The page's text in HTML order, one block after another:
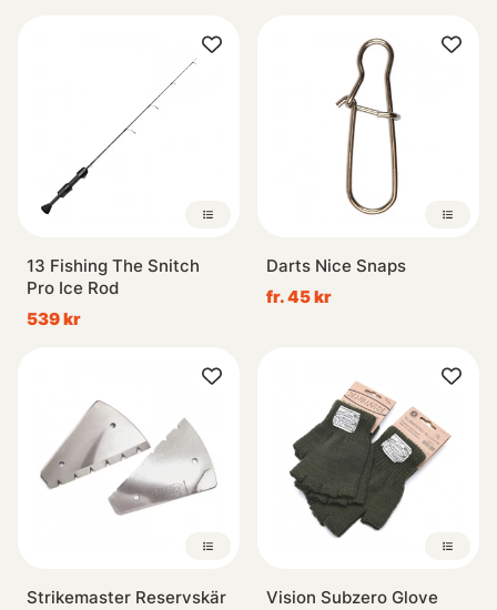
13 Fishing The Snitch
Pro Ice Rod
539 kr
Darts Nice Snaps
fr. 45 kr
Strikemaster Reservskär
Vision Subzero Glove